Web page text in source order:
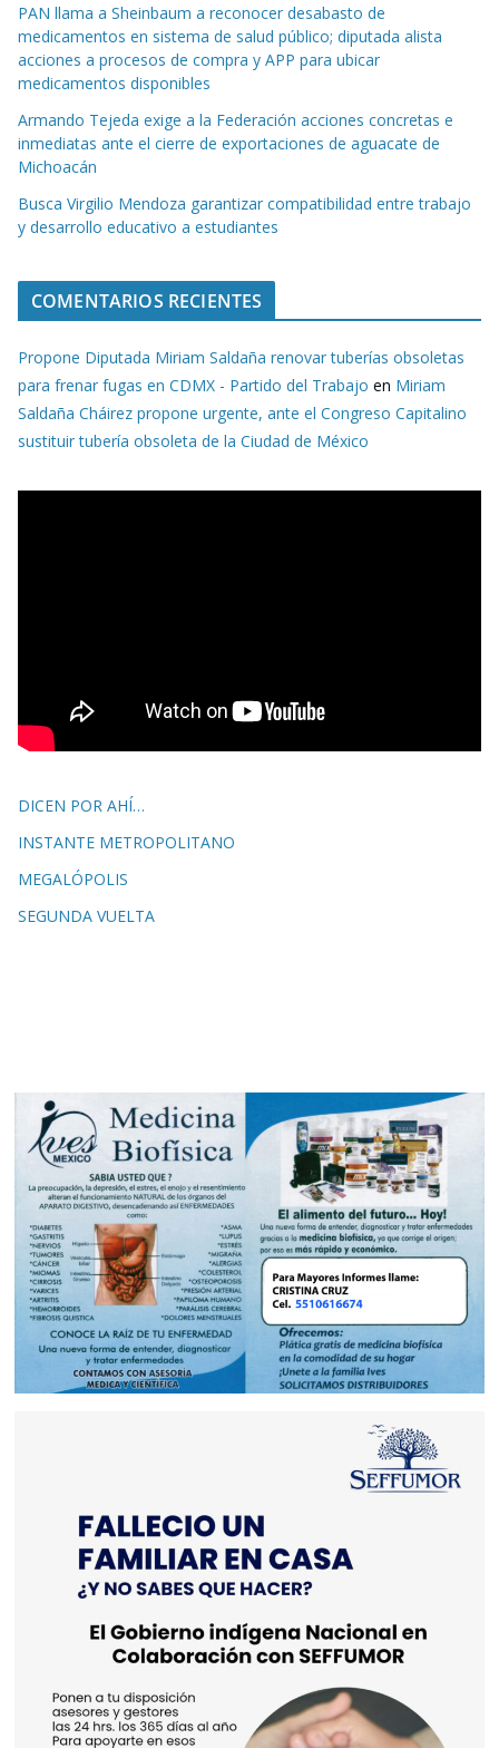
PAN llama a Sheinbaum a reconocer desabasto de
medicamentos en sistema de salud público; diputada alista
acciones a procesos de compra y APP para ubicar
medicamentos disponibles
Armando Tejeda exige a la Federación acciones concretas e
inmediatas ante el cierre de exportaciones de aguacate de
Michoacán
Busca Virgilio Mendoza garantizar compatibilidad entre trabajo
y desarrollo educativo a estudiantes
COMENTARIOS RECIENTES
Propone Diputada Miriam Saldaña renovar tuberías obsoletas
para frenar fugas en CDMX - Partido del Trabajo en Miriam
Saldaña Cháirez propone urgente, ante el Congreso Capitalino
sustituir tubería obsoleta de la Ciudad de México
DICEN POR AHÍ…
INSTANTE METROPOLITANO
MEGALÓPOLIS
SEGUNDA VUELTA